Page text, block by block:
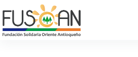
al
contenido